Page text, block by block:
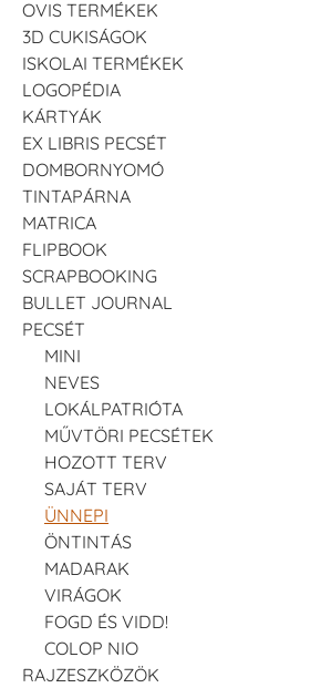
OVIS TERMÉKEK
3D CUKISÁGOK
ISKOLAI TERMÉKEK
LOGOPÉDIA
KÁRTYÁK
EX LIBRIS PECSÉT
DOMBORNYOMÓ
TINTAPÁRNA
MATRICA
FLIPBOOK
SCRAPBOOKING
BULLET JOURNAL
PECSÉT
MINI
NEVES
LOKÁLPATRIÓTA
MŰVTÖRI PECSÉTEK
HOZOTT TERV
SAJÁT TERV
ÜNNEPI
ÖNTINTÁS
MADARAK
VIRÁGOK
FOGD ÉS VIDD!
COLOP NIO
RAJZESZKÖZÖK